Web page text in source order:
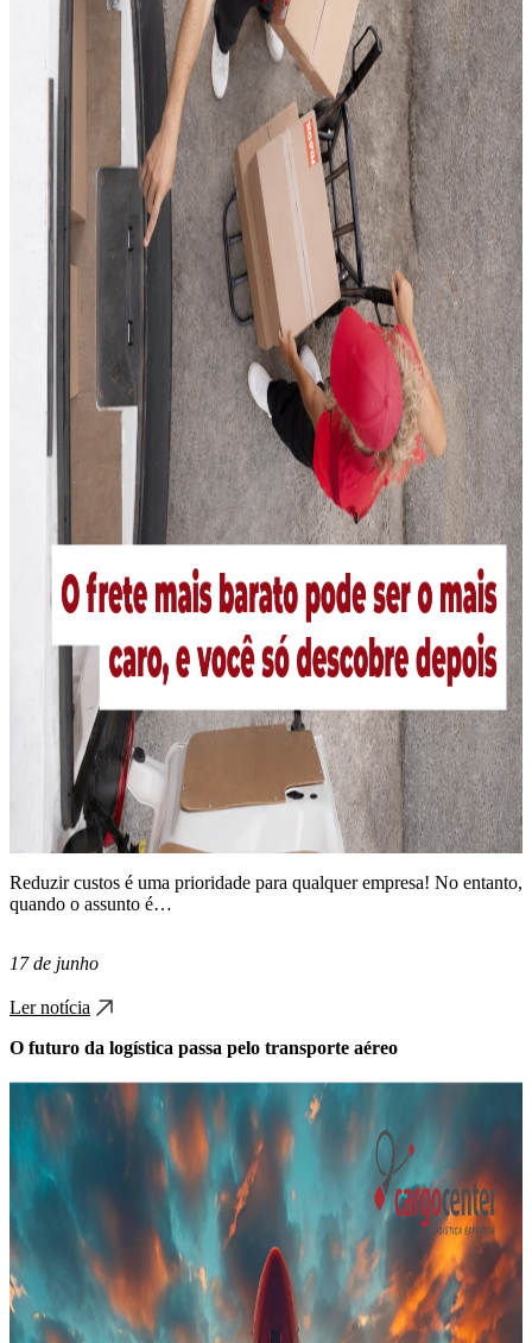
Reduzir custos é uma prioridade para qualquer empresa! No entanto,
quando o assunto é…
17 de junho
Ler notícia
O futuro da logística passa pelo transporte aéreo